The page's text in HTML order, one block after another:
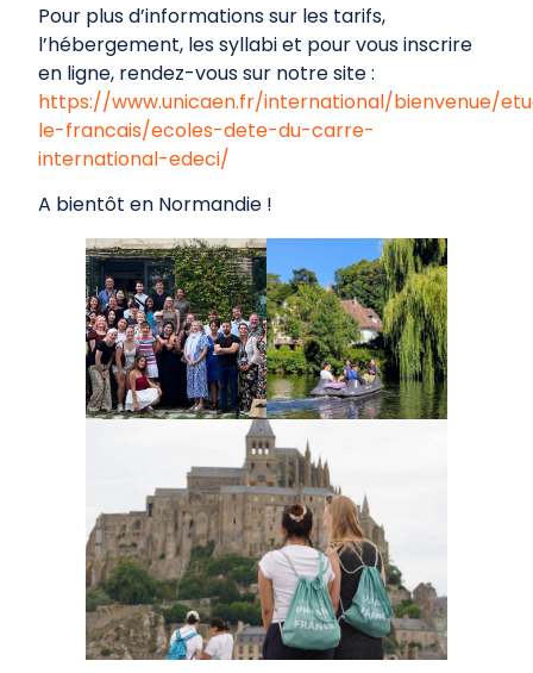
Pour plus d’informations sur les tarifs,
l’hébergement, les syllabi et pour vous inscrire
en ligne, rendez-vous sur notre site :
https://www.unicaen.fr/international/bienvenue/
le-francais/ecoles-dete-du-carre-
international-edeci/
A bientôt en Normandie !